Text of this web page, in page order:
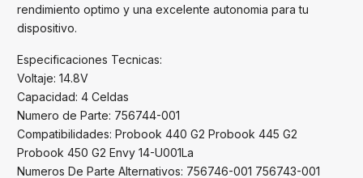
rendimiento optimo y una excelente autonomia para tu
dispositivo.
Especificaciones Tecnicas:
Voltaje: 14.8V
Capacidad: 4 Celdas
Numero de Parte: 756744-001
Compatibilidades: Probook 440 G2 Probook 445 G2
Probook 450 G2 Envy 14-U001La
Numeros De Parte Alternativos: 756746-001 756743-001